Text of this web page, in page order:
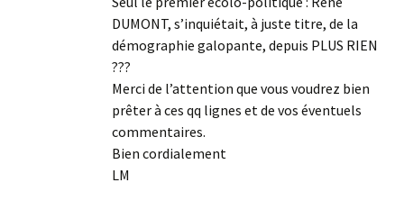
DUMONT, s’inquiétait, à juste titre, de la
démographie galopante, depuis PLUS RIEN
???
Merci de l’attention que vous voudrez bien
prêter à ces qq lignes et de vos éventuels
commentaires.
Bien cordialement
LM